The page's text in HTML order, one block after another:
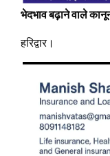
भेदभाव बढ़ाने वाले
हरिद्वार।